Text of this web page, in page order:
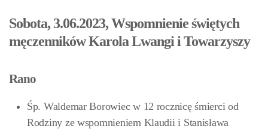
Sobota, 3.06.2023, Wspomnienie świętych
męczenników Karola Lwangi i Towarzyszy
Rano
Śp. Waldemar Borowiec w 12 rocznicę śmierci od
Rodziny ze wspomnieniem Klaudii i Stanisława